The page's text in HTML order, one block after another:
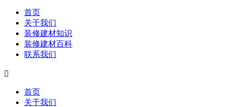
首页
关于我们
装修建材知识
装修建材百科
联系我们

首页
关于我们